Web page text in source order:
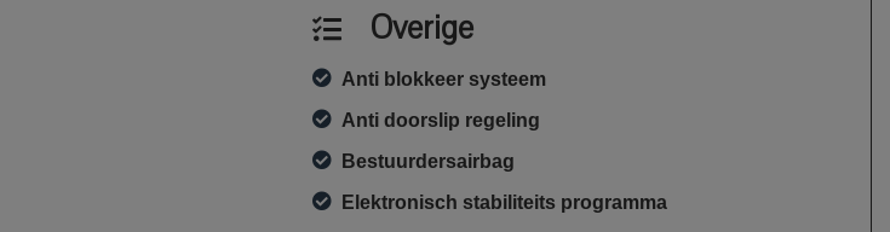
Overige
Anti blokkeer systeem
Anti doorslip regeling
Bestuurdersairbag
Elektronisch stabiliteits programma